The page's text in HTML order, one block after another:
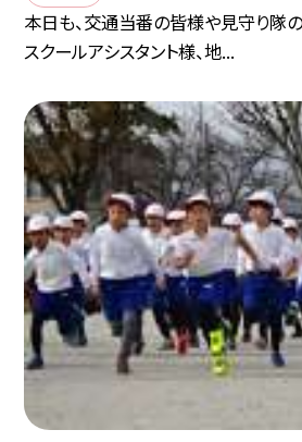
本日も、交通当番の皆様や見守り隊
スクールアシスタント様、地...